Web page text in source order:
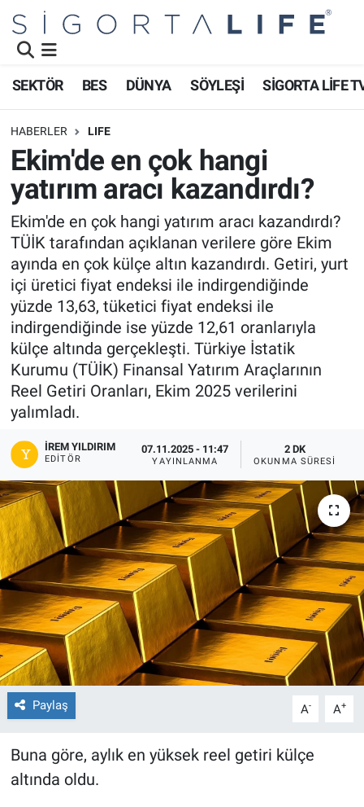
SEKTÖR BES DÜNYA SÖYLEŞİ SİGORTA LİFE
HABERLER LIFE
Ekim'de en çok hangi
yatırım aracı kazandırdı?
Ekim'de en çok hangi yatırım aracı kazandırdı?
TÜİK tarafından açıklanan verilere göre Ekim
ayında en çok külçe altın kazandırdı. Getiri, yurt
içi üretici fiyat endeksi ile indirgendiğinde
yüzde 13,63, tüketici fiyat endeksi ile
indirgendiğinde ise yüzde 12,61 oranlarıyla
külçe altında gerçekleşti. Türkiye İstatik
Kurumu (TÜİK) Finansal Yatırım Araçlarının
Reel Getiri Oranları, Ekim 2025 verilerini
yalımladı.
İREM YILDIRIM
EDITÖR
07.11.2025 - 11:47
YAYINLANMA
2 DK
OKUNMA SÜRESI
Paylaş A- A+
Buna göre, aylık en yüksek reel getiri külçe
altında oldu.
Namaz Vakitleri
Trafik Durumu
Süper Lig Puan Durumu ve Fikstür
Tüm Manşetler
Son Dakika Haberleri
Haber Arşivi